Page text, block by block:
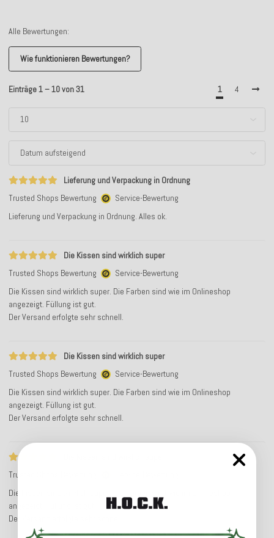
Alle Bewertungen:
Wie funktionieren Bewertungen?
Einträge 1 – 10 von 31 1 4
Lieferung und Verpackung in Ordnung
Trusted Shops Bewertung
Service-Bewertung
Lieferung und Verpackung in Ordnung. Alles ok.
Die Kissen sind wirklich super
Trusted Shops Bewertung
Service-Bewertung
Die Kissen sind wirklich super. Die Farben sind wie im Onlineshop
angezeigt. Füllung ist gut.
Der Versand erfolgte sehr schnell.
Die Kissen sind wirklich super
Trusted Shops Bewertung
Service-Bewertung
Die Kissen sind wirklich super. Die Farben sind wie im Onlineshop
angezeigt. Füllung ist gut.
Der Versand erfolgte sehr schnell.
Trusted Shops Bewertung
Die Kissen sind wirklich super. Die Farben sind wie im Onlineshop
angezeigt. Füllung ist gut.
Der Versand erfolgte sehr schnell.